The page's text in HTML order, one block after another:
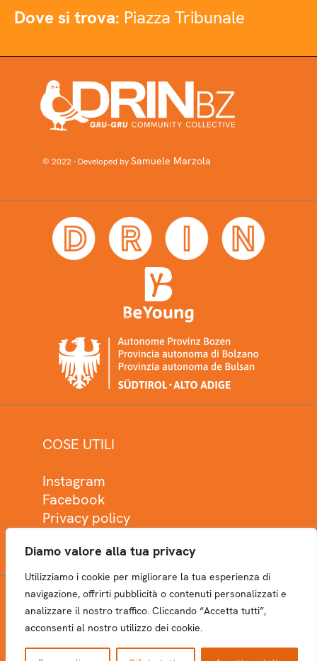
Diamo valore alla tua privacy
Utilizziamo i cookie per migliorare la tua esperienza di
navigazione, offrirti pubblicità o contenuti personalizzati e
analizzare il nostro traffico. Cliccando “Accetta tutti”,
acconsenti al nostro utilizzo dei cookie.
Dove si trova: Piazza Tribunale
© 2022 - Developed bySamuele Marzola
COSE UTILI
Instagram
Facebook
Privacy policy
NEWSLETTER